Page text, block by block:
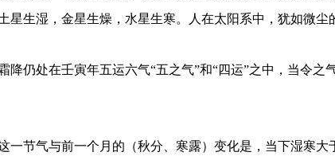
星生湿，金星生燥，水星生寒。人在太阳系中，犹如微尘
降仍处在壬寅年五运六气“五之气”和“四运”之中，当令
一节气与前一个月的（秋分、寒露）变化是，当下湿寒